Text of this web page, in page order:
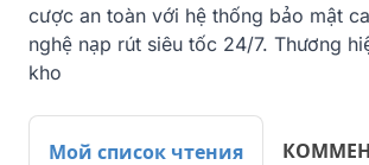
cược an toàn với hệ thống bảo mật
nghệ nạp rút siêu tốc 24/7. Thương
kho
Мой список чтения